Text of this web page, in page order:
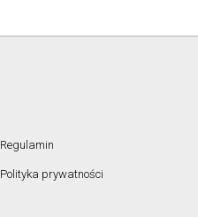
Regulamin
Polityka prywatności